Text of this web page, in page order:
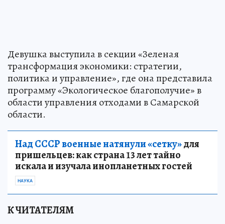
Девушка выступила в секции «Зеленая
трансформация экономики: стратегии,
политика и управление», где она представила
программу «Экологическое благополучие» в
области управления отходами в Самарской
области.
Над СССР военные натянули «сетку»для
пришельцев: как страна 13 лет тайно
искала и изучала инопланетных гостей
НАУКА
К ЧИТАТЕЛЯМ